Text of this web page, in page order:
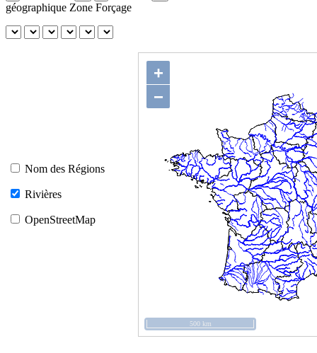
géographique Zone Forçage
Nom des Régions
Rivières
OpenStreetMap
+
−
500 km